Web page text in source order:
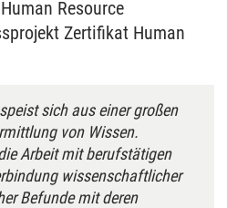
Resource
Zertifikat Human
sich aus einer großen
von Wissen.
Arbeit mit berufstätigen
wissenschaftlicher
Befunde mit deren